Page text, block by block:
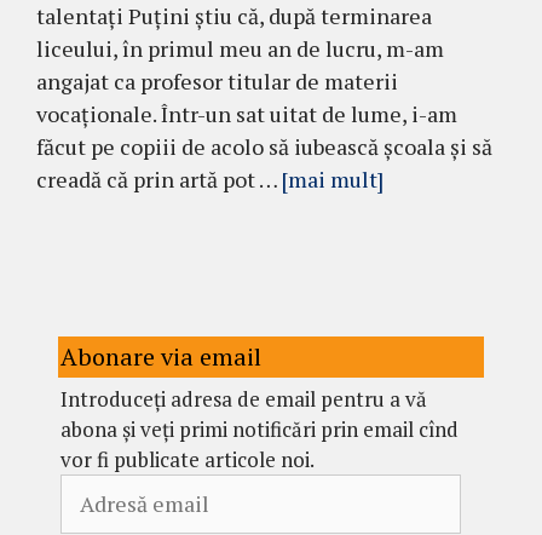
talentați Puțini știu că, după terminarea
liceului, în primul meu an de lucru, m-am
angajat ca profesor titular de materii
vocaționale. Într-un sat uitat de lume, i-am
făcut pe copiii de acolo să iubească școala și să
creadă că prin artă pot … [mai mult]
Abonare via email
Introduceți adresa de email pentru a vă
abona și veți primi notificări prin email cînd
vor fi publicate articole noi.
email